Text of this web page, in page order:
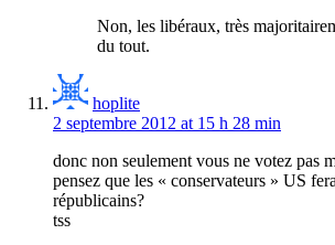
Non, les libéraux, très
du tout.
hoplite
2 septembre 2012 at 15 h 28 min
donc non seulement vous ne votez pas
pensez que les « conservateurs » US
républicains?
tss